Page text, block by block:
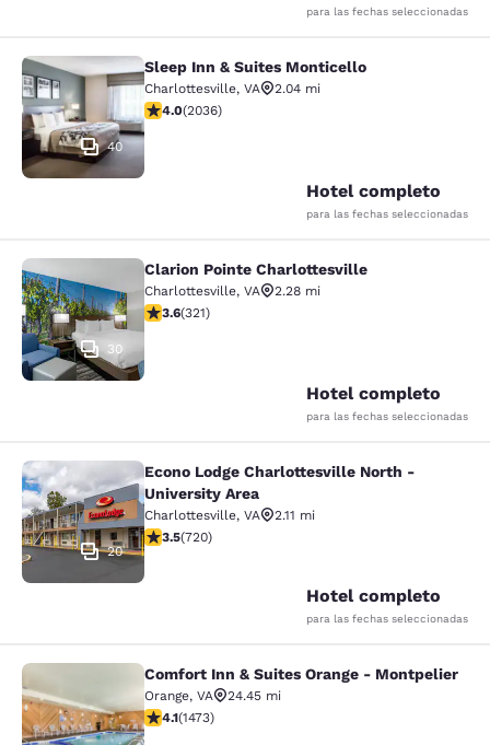
para las fechas seleccionadas
Sleep Inn & Suites Monticello
40
Sleep Inn & Suites Monticello
Charlottesville, VA
2.04 mi
calificación de 4.03 estrellas. Muy bueno. 2036
4.0(2036)
Hotel completo
para las fechas seleccionadas
Clarion Pointe Charlottesville
30
Clarion Pointe Charlottesville
Charlottesville, VA
2.28 mi
calificación de 3.59 estrellas. Bueno. 321 reseñas
3.6(321)
Hotel completo
para las fechas seleccionadas
Econo Lodge Charlottesville North
20
Econo Lodge Charlottesville North -
University Area
Charlottesville, VA
2.11 mi
calificación de 3.53 estrellas. Bueno. 720 reseñas
3.5(720)
Hotel completo
para las fechas seleccionadas
Comfort Inn & Suites Orange -
Comfort Inn & Suites Orange - Montpelier
Orange, VA
24.45 mi
calificación de 4.11 estrellas. Muy bueno. 1473 reseñas
4.1(1473)